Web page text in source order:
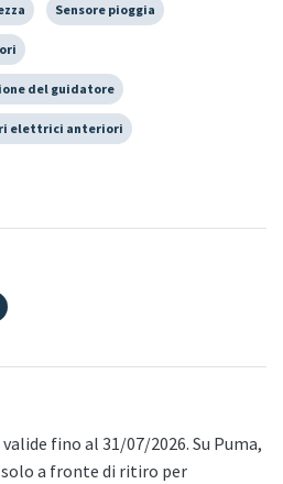
Sensore pioggia
del guidatore
elettrici anteriori
fino al 31/07/2026. Su Puma,
solo a fronte di ritiro per